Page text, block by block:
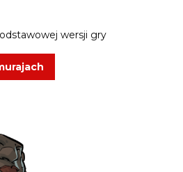
wersji gry